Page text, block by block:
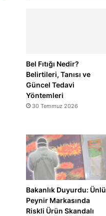
Bel Fıtığı Nedir?
Belirtileri, Tanısı ve
Güncel Tedavi
Yöntemleri
30 Temmuz 2026
Bakanlık Duyurdu: Ünlü
Peynir Markasında
Riskli Ürün Skandalı